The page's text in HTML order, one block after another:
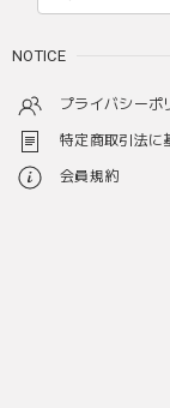
NOTICE
プライバシーポ
特定商取引法に
会員規約